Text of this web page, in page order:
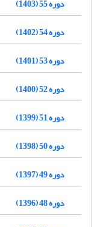
دوره 55 (1403)
دوره 54 (1402)
دوره 53 (1401)
دوره 52 (1400)
دوره 51 (1399)
دوره 50 (1398)
دوره 49 (1397)
دوره 48 (1396)